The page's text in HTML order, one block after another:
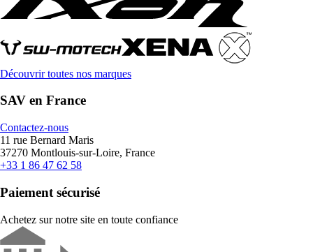
Découvrir toutes nos marques
SAV en France
Contactez-nous
11 rue Bernard Maris
37270 Montlouis-sur-Loire, France
+33 1 86 47 62 58
Paiement sécurisé
Achetez sur notre site en toute confiance